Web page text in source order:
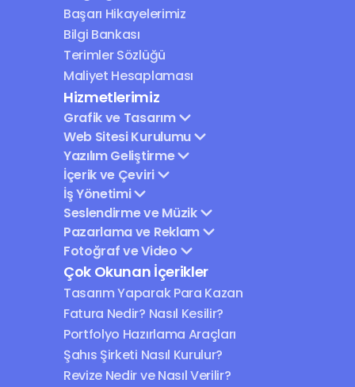
Başarı Hikayelerimiz
Bilgi Bankası
Terimler Sözlüğü
Maliyet Hesaplaması
Hizmetlerimiz
Grafik ve Tasarım
Web Sitesi Kurulumu
Yazılım Geliştirme
İçerik ve Çeviri
İş Yönetimi
Seslendirme ve Müzik
Pazarlama ve Reklam
Fotoğraf ve Video
Çok Okunan İçerikler
Tasarım Yaparak Para Kazan
Fatura Nedir? Nasıl Kesilir?
Portfolyo Hazırlama Araçları
Şahıs Şirketi Nasıl Kurulur?
Revize Nedir ve Nasıl Verilir?